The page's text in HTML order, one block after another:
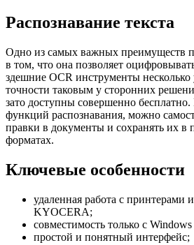
Распознавание текста
Одно из самых важных преимуществ
в том, что она позволяет
здешние OCR инструменты несколько
точности таковым у сторонних
зато доступны совершенно
функций распознавания, можно
правки в документы и сохранять их в
форматах.
Ключевые особенности
удаленная работа с принтерами
KYOCERA;
совместимость только с Windows
простой и понятный интерфейс;